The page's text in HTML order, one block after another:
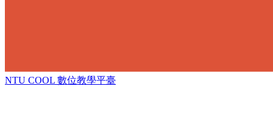
NTU COOL 數位教學平臺